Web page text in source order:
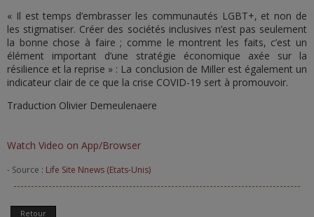
« Il est temps d’embrasser les communautés LGBT+, et non de
les stigmatiser. Créer des sociétés inclusives n’est pas seulement
la bonne chose à faire ; comme le montrent les faits, c’est un
élément important d’une stratégie économique axée sur la
résilience et la reprise » : La conclusion de Miller est également un
indicateur clair de ce que la crise COVID-19 sert à promouvoir.
Traduction Olivier Demeulenaere
Watch Video on App/Browser
- Source : Life Site Nnews (Etats-Unis)
Retour